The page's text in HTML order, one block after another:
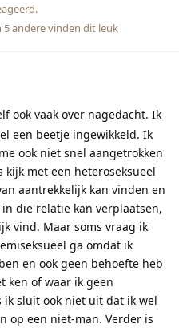
5anderevinden dit leuk
ook vaak over nagedacht. Ik
een beetje ingewikkeld. Ik
ook niet snel aangetrokken
met een heteroseksueel
aantrekkelijk kan vinden en
die relatie kan verplaatsen,
vind. Maar soms vraag ik
ga omdat ik
en ook geen behoefte heb
ken of waar ik geen
ik sluit ook niet uit dat ik wel
op een niet-man. Verder is